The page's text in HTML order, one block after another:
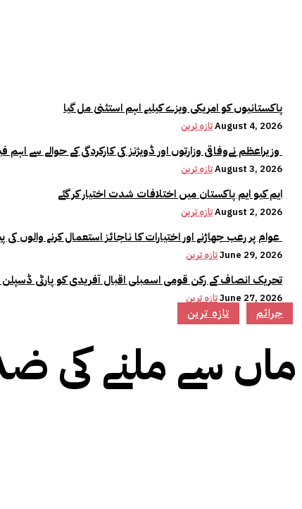
پاکستانیوں کو امریکی ویزے کیلیے اہم استثنیٰ مل گیا
تازہ ترینAugust 4, 2026
تازہ ترینAugust 3, 2026
ایم کیو ایم پاکستان میں اختلافات شدت اختیار کر گئے
تازہ ترینAugust 2, 2026
تازہ ترینJune 29, 2026
تحریک انصاف کے رکن قومی اسمبلی اقبال آفریدی کو پارٹی
تازہ ترینJune 27, 2026
تازہ ترین جرائم
ماں سے ملنے کی